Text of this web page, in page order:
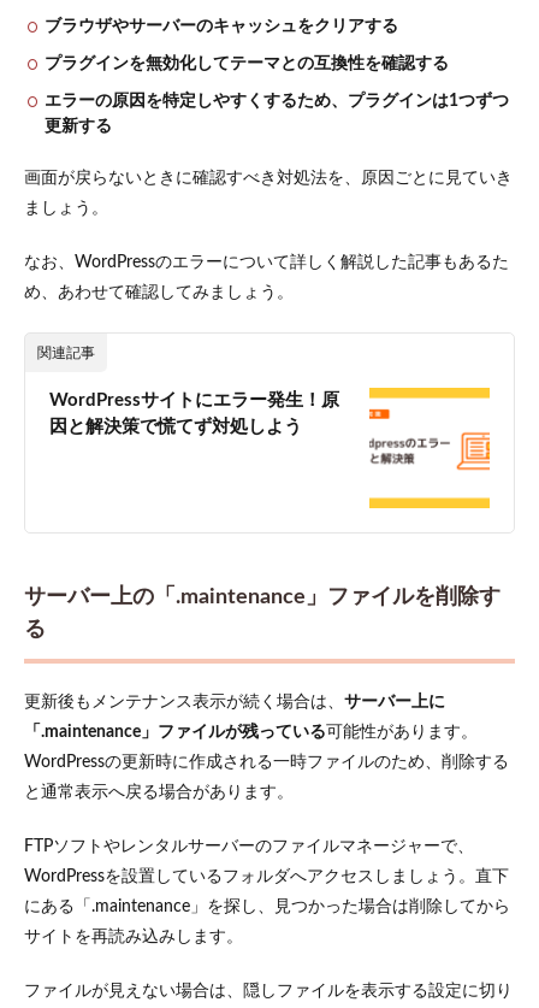
ブラウザやサーバーのキャッシュをクリアする
プラグインを無効化してテーマとの互換性を確認する
エラーの原因を特定しやすくするため、プラグインは1つずつ
更新する
画面が戻らないときに確認すべき対処法を、原因ごとに見ていき
ましょう。
なお、WordPressのエラーについて詳しく解説した記事もあるた
め、あわせて確認してみましょう。
関連記事
WordPressサイトにエラー発生！原
因と解決策で慌てず対処しよう
サーバー上の「.maintenance」ファイルを削除す
る
更新後もメンテナンス表示が続く場合は、 サーバー上に
「.maintenance」ファイルが残っている 可能性があります。
WordPressの更新時に作成される一時ファイルのため、削除する
と通常表示へ戻る場合があります。
FTPソフトやレンタルサーバーのファイルマネージャーで、
WordPressを設置しているフォルダへアクセスしましょう。直下
にある「.maintenance」を探し、見つかった場合は削除してから
サイトを再読み込みします。
ファイルが見えない場合は、隠しファイルを表示する設定に切り